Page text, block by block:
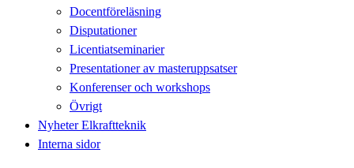
Docentföreläsning
Disputationer
Licentiatseminarier
Presentationer av masteruppsatser
Konferenser och workshops
Övrigt
Nyheter Elkraftteknik
Interna sidor